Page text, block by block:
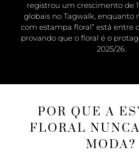
registrou um crescimento de
globais no Tagwalk, enquanto
com estampa floral” está entre
provando que o floral é o
2025/26.
POR QUE A
FLORAL
MODA?